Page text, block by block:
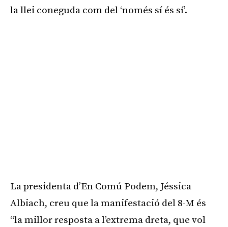
la llei coneguda com del ‘només sí és sí’.
La presidenta d’En Comú Podem, Jéssica
Albiach, creu que la manifestació del 8-M és
“la millor resposta a l’extrema dreta, que vol